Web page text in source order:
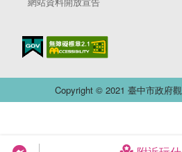
Copyright © 2021 臺中市政府